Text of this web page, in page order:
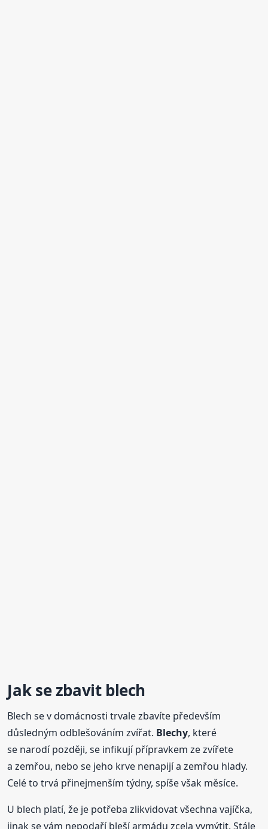
Jak sezbavitblech
Blech se v domácnosti trvale zbavíte především
důsledným odblešováním zvířat. Blechy, které
se narodí později, se infikují přípravkem ze zvířete
a zemřou, nebo se jeho krve nenapijí a zemřou hlady.
Celé to trvá přinejmenším týdny, spíše však měsíce.
U blech platí, že je potřeba zlikvidovat všechna vajíčka,
jinak se vám nepodaří bleší armádu zcela vymýtit. Stále